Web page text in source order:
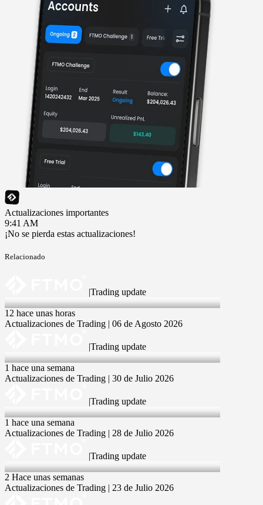
Actualizaciones importantes
9:41 AM
¡No se pierda estas actualizaciones!
Relacionado
Trading update
6 Aug 2026
12 hace unas horas
Actualizaciones de Trading | 06 de Agosto 2026
Trading update
30 Jul 2026
1 hace una semana
Actualizaciones de Trading | 30 de Julio 2026
Trading update
28 Jul 2026
1 hace una semana
Actualizaciones de Trading | 28 de Julio 2026
Trading update
23 Jul 2026
2 Hace unas semanas
Actualizaciones de Trading | 23 de Julio 2026